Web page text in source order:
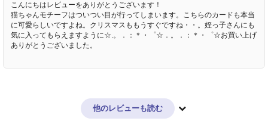
こんにちはレビューをありがとうございます！
猫ちゃんモチーフはついつい目が行ってしまいます。こちらのカードも本当
に可愛らしいですよね。クリスマスももうすぐですね・・。姪っ子さんにも
気に入ってもらえますように☆.。．：＊・゜☆．。．：＊・゜☆お買い上げ
ありがとうございました。
他のレビューも読む